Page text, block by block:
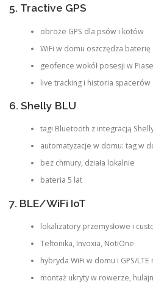
5. Tractive GPS
obroże GPS dla psów i kotów
WiFi w domu oszczędza baterię
geofence wokół posesji w
live tracking i historia spacerów
6. Shelly BLU
tagi Bluetooth z integracją
automatyzacje w domu: tag w
bez chmury, działa lokalnie
bateria 5 lat
7. BLE/WiFi IoT
lokalizatory przemysłowe i
Teltonika, Invoxia, NotiOne
hybryda WiFi w domu i GPS/
montaż ukryty w rowerze,